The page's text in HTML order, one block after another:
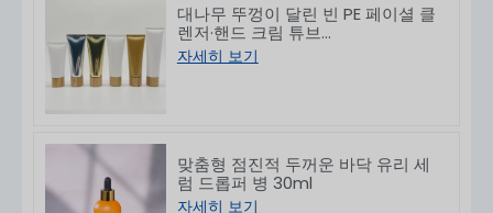
대나무 뚜껑이 달린 빈 PE 페이셜 클
렌저·핸드 크림 튜브
50/80/100/150g
자세히 보기
맞춤형 점진적 두꺼운 바닥 유리 세
럼 드롭퍼 병 30ml
자세히 보기